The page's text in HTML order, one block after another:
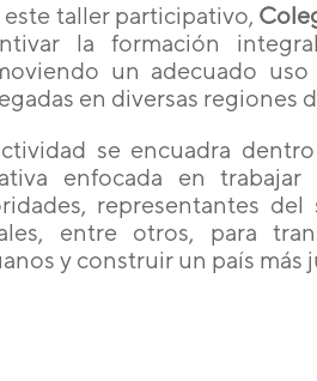
taller participativo,
la formación
un adecuado
en diversas regiones
se encuadra
enfocada en
representantes
entre otros, para
y construir un país más